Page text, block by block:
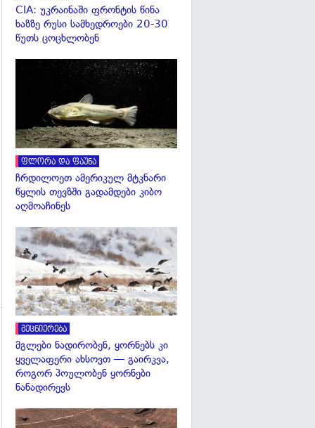
გადახედვა
CIA: უკრაინაში ფრონტის წინა
ხაზზე რუსი სამხედროები 20-30
წუთს ცოცხლობენ
ფლორა და ფაუნა
ჩრდილოეთ ამერიკულ მტკნარი
წყლის თევზში გადამდები კიბო
აღმოაჩინეს
მეცნიერება
მგლები ნადირობენ, ყორნებს კი
ყველაფერი ახსოვთ — გაირკვა,
როგორ პოულობენ ყორნები
ნანადირევს